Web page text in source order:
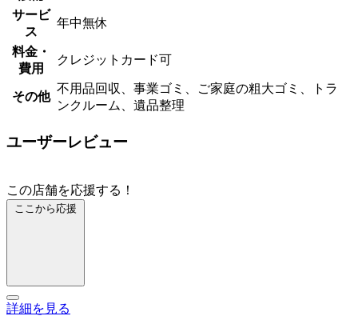
サービ
ス
年中無休
料金・
費用
クレジットカード可
その他
不用品回収、事業ゴミ、ご家庭の粗大ゴミ、トラ
ンクルーム、遺品整理
ユーザーレビュー
この店舗を応援する！
ここから応援
詳細を見る